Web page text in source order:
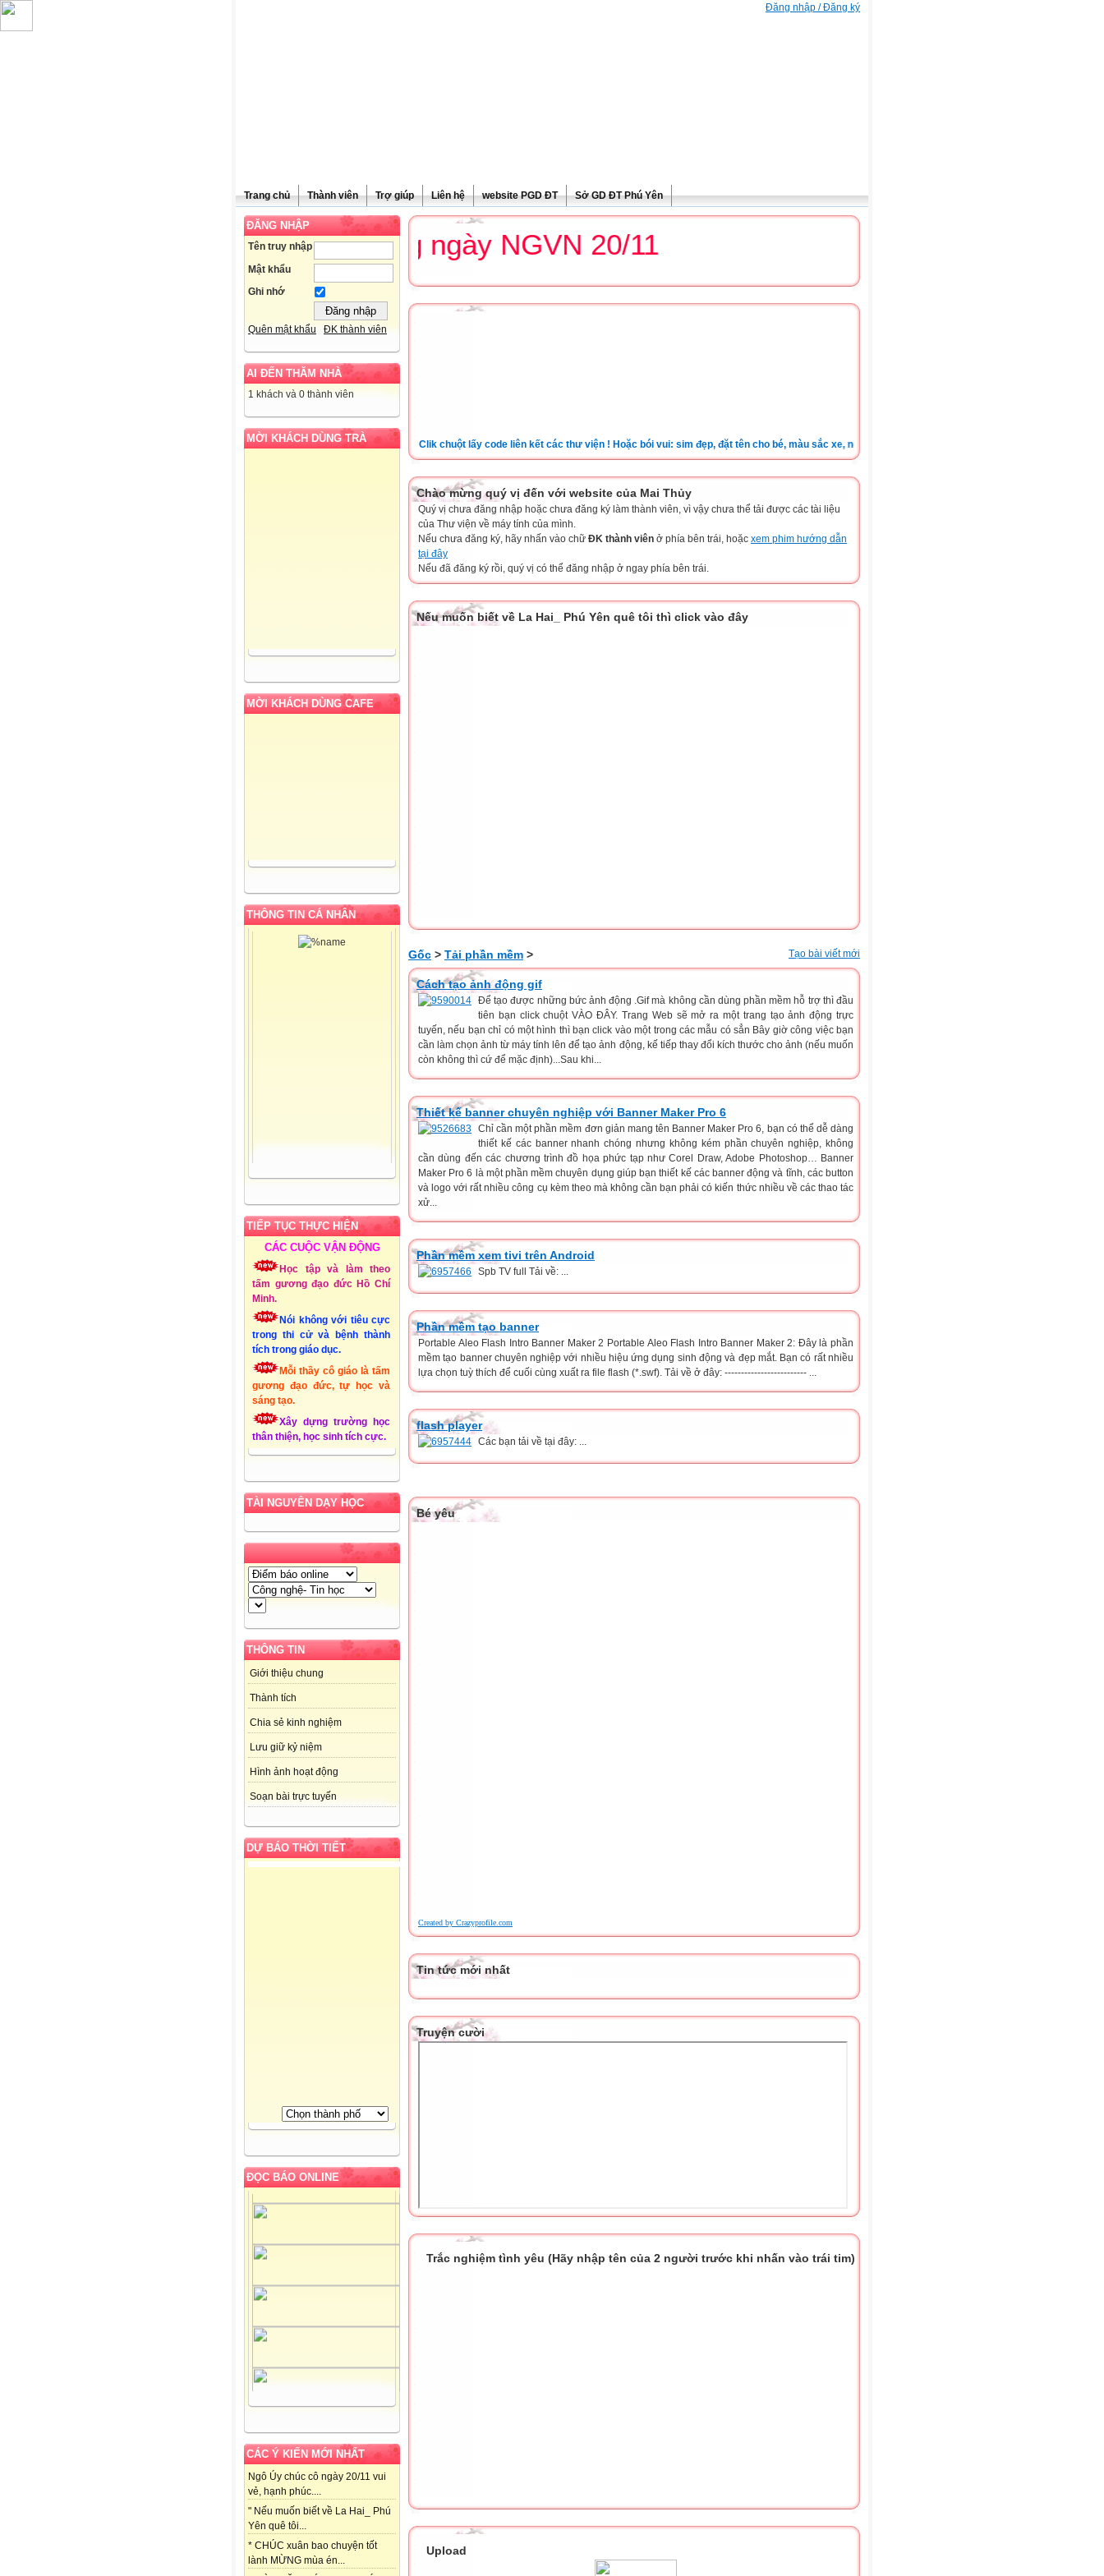
Đăng nhập / Đăng ký
Trang chủ Thành viên Trợ giúp Liên hệ website PGD ĐT Sở GD ĐT Phú Yên
ĐĂNG NHẬP
Tên truy nhập
Mật khẩu
Ghi nhớ
Quên mật khẩu ĐK thành viên
AI ĐẾN THĂM NHÀ
1 khách và 0 thành viên
MỜI KHÁCH DÙNG TRÀ
MỜI KHÁCH DÙNG CAFE
THÔNG TIN CÁ NHÂN
Xuân - Phú Yên
Chuyên môn: Lớp 1
Địa chỉ: Xuân Quang 3 -
Đồng Xuân - Phú Yên
Liên hệ Email:
mttthuy.th.xquang3.dx@phuyen.edu.vn.
ĐT:
Lập Website: 15/10/2011
TIẾP TỤC THỰC HIỆN
CÁC CUỘC VẬN ĐỘNG
Học tập và làm theo
tấm gương đạo đức Hồ Chí
Minh.
Nói không với tiêu cực
trong thi cử và bệnh thành
tích trong giáo dục.
Mỗi thầy cô giáo là tấm
gương đạo đức, tự học và
sáng tạo.
Xây dựng trường học
thân thiện, học sinh tích cực.
TÀI NGUYÊN DẠY HỌC
THÔNG TIN
Giới thiệu chung
Thành tích
Chia sẻ kinh nghiệm
Lưu giữ kỷ niệm
Hình ảnh hoạt động
Soạn bài trực tuyến
DỰ BÁO THỜI TIẾT
ĐỌC BÁO ONLINE
CÁC Ý KIẾN MỚI NHẤT
Ngô Úy chúc cô ngày 20/11 vui
vẻ, hạnh phúc....
" Nếu muốn biết về La Hai_ Phú
Yên quê tôi...
* CHÚC xuân bao chuyện tốt
lành MỪNG mùa én...
Chúc mừng ngày NGVN 20/11
Clik chuột lấy code liên kết các thư viện ! Hoặc bói vui: sim đẹp, đặt tên cho bé, màu sắc xe, nốt ruồi, xem tuổi.v.v.v )
Chào mừng quý vị đến với website của Mai Thủy
Quý vị chưa đăng nhập hoặc chưa đăng ký làm thành viên, vì vậy chưa thể tải được các tài liệu
của Thư viện về máy tính của mình.
Nếu chưa đăng ký, hãy nhấn vào chữ ĐK thành viên ở phía bên trái, hoặc xem phim hướng dẫn
tại đây
Nếu đã đăng ký rồi, quý vị có thể đăng nhập ở ngay phía bên trái.
Nếu muốn biết về La Hai_ Phú Yên quê tôi thì click vào đây
Gốc > Tải phần mềm > Tạo bài viết mới
Cách tạo ảnh động gif
Để tạo được những bức ảnh động .Gif mà không cần dùng phần mềm hỗ trợ thì đầu
tiên bạn click chuột VÀO ĐÂY. Trang Web sẽ mở ra một trang tạo ảnh động trực
tuyến, nếu bạn chỉ có một hình thì bạn click vào một trong các mẫu có sẳn Bây giờ công việc bạn
cần làm chọn ảnh từ máy tính lên để tạo ảnh động, kế tiếp thay đổi kích thước cho ảnh (nếu muốn
còn không thì cứ để mặc định)...Sau khi...
Thiết kế banner chuyên nghiệp với Banner Maker Pro 6
Chỉ cần một phần mềm đơn giản mang tên Banner Maker Pro 6, bạn có thể dễ dàng
thiết kế các banner nhanh chóng nhưng không kém phần chuyên nghiệp, không
cần dùng đến các chương trình đồ họa phức tạp như Corel Draw, Adobe Photoshop… Banner
Maker Pro 6 là một phần mềm chuyên dụng giúp bạn thiết kế các banner động và tĩnh, các button
và logo với rất nhiều công cụ kèm theo mà không cần bạn phải có kiến thức nhiều về các thao tác
xử...
Phần mềm xem tivi trên Android
Spb TV full Tải về: ...
Phần mềm tạo banner
Portable Aleo Flash Intro Banner Maker 2 Portable Aleo Flash Intro Banner Maker 2: Đây là phần
mềm tạo banner chuyên nghiệp với nhiều hiệu ứng dụng sinh động và đẹp mắt. Bạn có rất nhiều
lựa chọn tuỳ thích để cuối cùng xuất ra file flash (*.swf). Tải về ở đây: ------------------------- ...
flash player
Các bạn tải về tại đây: ...
Bé yêu
Created by Crazyprofile.com
Tin tức mới nhất
Truyện cười
Trắc nghiệm tình yêu (Hãy nhập tên của 2 người trước khi nhấn vào trái tim)
Upload